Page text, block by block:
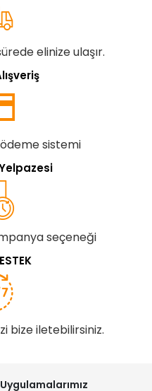
elinize ulaşır.
sistemi
seçeneği
bize iletebilirsiniz.